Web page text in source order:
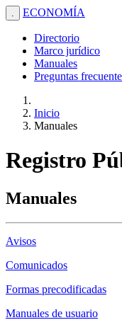
. ECONOMÍA
Directorio
Marco jurídico
Manuales
Preguntas
Inicio
Manuales
Registro
Manuales
Avisos
Comunicados
Formas precodificadas
Manuales de usuario